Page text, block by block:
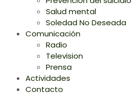
Salud mental
Soledad No Deseada
Comunicación
Radio
Television
Prensa
Actividades
Contacto